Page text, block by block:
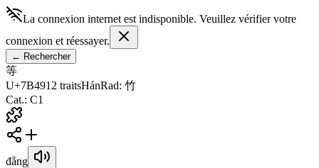
La connexion internet est indisponible. Veuillez vérifier votre
connexion et réessayer.
← Rechercher
等
U+7B4912 traitsHánRad: 竹
Cat.: C1
đẳng